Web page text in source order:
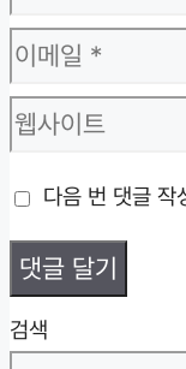
름
이
메
일
웹
사
이
트
다음 번 댓글 작
검색